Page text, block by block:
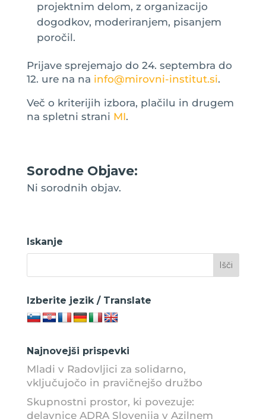
projektnim delom, z organizacijo
dogodkov, moderiranjem, pisanjem
poročil.
Prijave sprejemajo do 24. septembra do
12. ure na na info@mirovni-institut.si.
Več o kriterijih izbora, plačilu in drugem
na spletni strani MI.
Sorodne Objave:
Ni sorodnih objav.
Iskanje
Izberite jezik / Translate
Najnovejši prispevki
Mladi v Radovljici za solidarno,
vključujočo in pravičnejšo družbo
Skupnostni prostor, ki povezuje:
delavnice ADRA Slovenija v Azilnem